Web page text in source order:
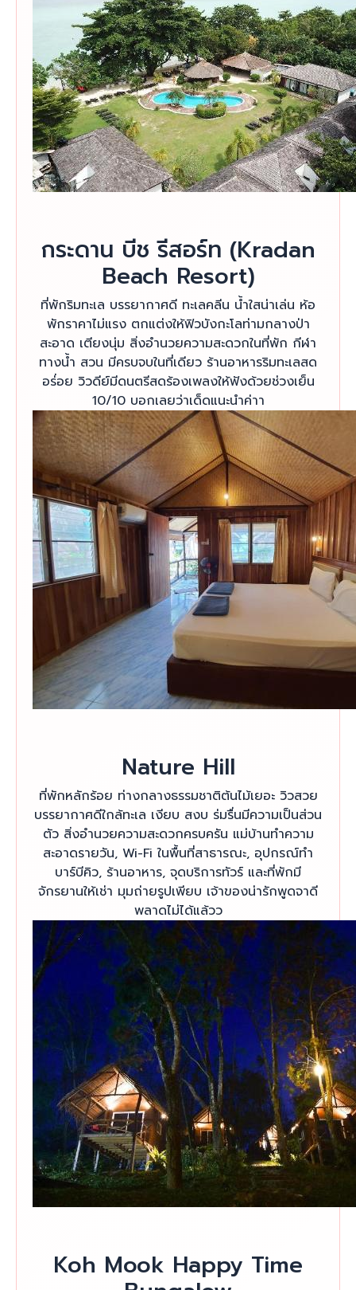
กระดาน บีช รีสอร์ท (Kradan
Beach Resort)
ที่พักริมทะเล บรรยากาศดี ทะเลคลีน น้ำใสน่าเล่น ห้อ
พักราคาไม่แรง ตกแต่งให้ฟิวบังกะโลท่ามกลางป่า
สะอาด เตียงนุ่ม สิ่งอำนวยความสะดวกในที่พัก กีฬา
ทางน้ำ สวน มีครบจบในที่เดียว ร้านอาหารริมทะเลสด
อร่่อย วิวดีย์มีดนตรีสดร้องเพลงให้ฟังด้วยช่วงเย็น
10/10 บอกเลยว่าเด็ดแนะนำค่าา
Nature Hill
ที่พักหลักร้อย ท่างกลางธรรมชาติต้นไม้เยอะ วิวสวย
บรรยากาศดีใกล้ทะเล เงียบ สงบ ร่มรื่นมีความเป็นส่วน
ตัว สิ่งอำนวยความสะดวกครบครัน แม่บ้านทำความ
สะอาดรายวัน, Wi-Fi ในพื้นที่สาธารณะ, อุปกรณ์ทำ
บาร์บีคิว, ร้านอาหาร, จุดบริการทัวร์ และที่พักมี
จักรยานให้เช่า มุมถ่ายรูปเพียบ เจ้าของน่ารักพูดจาดี
พลาดไม่ได้แล้วว
Koh Mook Happy Time